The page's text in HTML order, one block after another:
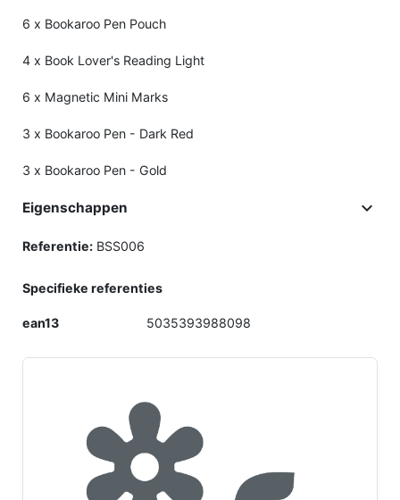
6 x Bookaroo Pen Pouch
4 x Book Lover's Reading Light
6 x Magnetic Mini Marks
3 x Bookaroo Pen - Dark Red
3 x Bookaroo Pen - Gold
Eigenschappen 
Referentie: BSS006
Specifieke referenties
ean13 5035393988098